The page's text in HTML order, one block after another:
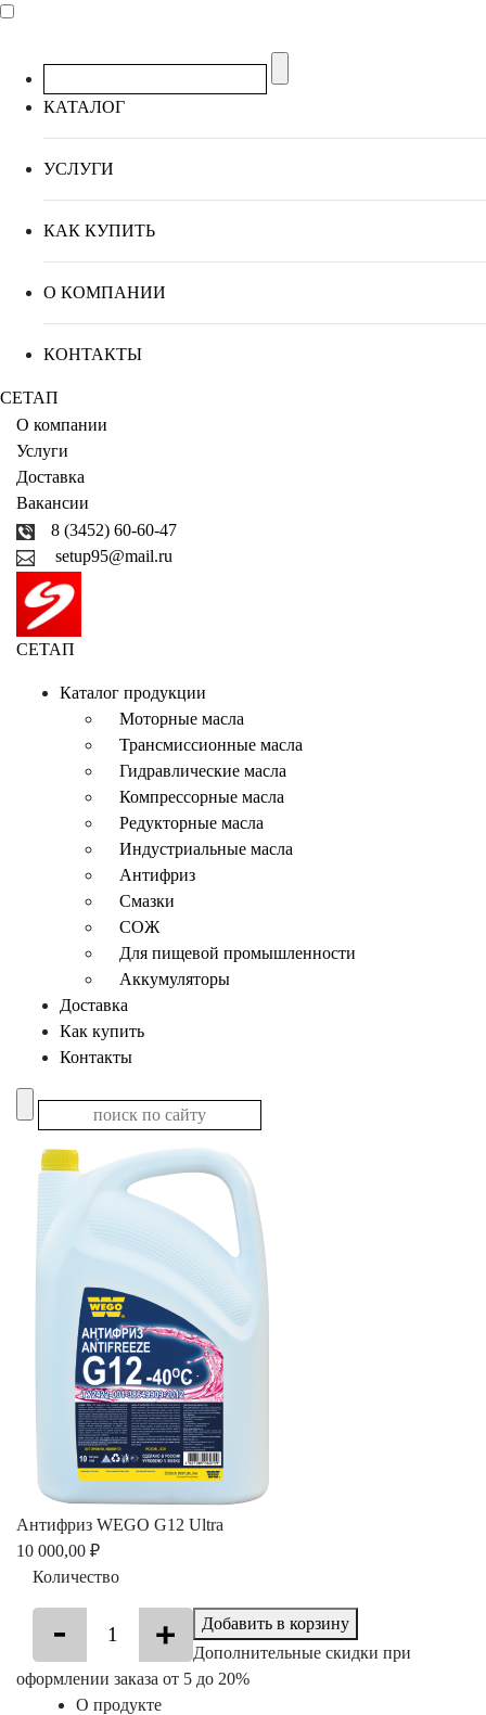
КАТАЛОГ
УСЛУГИ
КАК КУПИТЬ
О КОМПАНИИ
КОНТАКТЫ
СЕТАП
О компании
Услуги
Доставка
Вакансии
8 (3452) 60-60-47
setup95@mail.ru
СЕТАП
Каталог продукции
Моторные масла
Трансмиссионные масла
Гидравлические масла
Компрессорные масла
Редукторные масла
Индустриальные масла
Антифриз
Смазки
СОЖ
Для пищевой промышленности
Аккумуляторы
Доставка
Как купить
Контакты
Антифриз WEGO G12 Ultra
10 000,00 ₽
Количество
Добавить в корзину
Дополнительные скидки при
оформлении заказа от 5 до 20%
О продукте